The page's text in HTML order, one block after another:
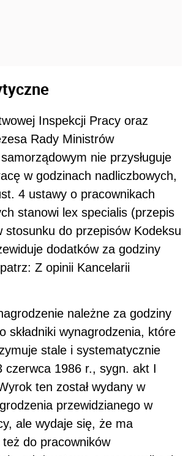
Inspekcji Pracy oraz
Rady Ministrów
nie przysługuje
w godzinach nadliczbowych,
4 ustawy o pracownikach
stanowi lex specialis (przepis
stosunku do przepisów Kodeksu
dodatków za godziny
Z opinii Kancelarii
należne za godziny
składniki wynagrodzenia, które
stale i systematycznie
czerwca 1986 r., sygn. akt I
ten został wydany w
przewidzianego w
ale wydaje się, że ma
do pracowników